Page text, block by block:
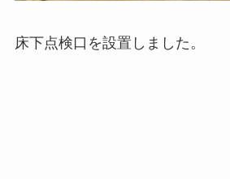
床下点検口を設置しました。